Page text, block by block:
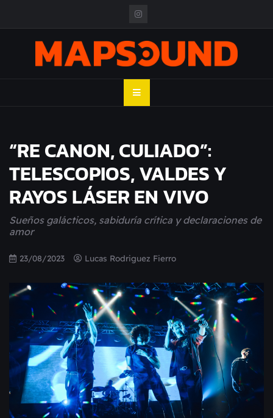
MAPSOUND
“RE CANON, CULIADO”:
TELESCOPIOS, VALDES Y
RAYOS LÁSER EN VIVO
Sueños galácticos, sabiduría crítica y declaraciones de
amor
23/08/2023 Lucas Rodriguez Fierro